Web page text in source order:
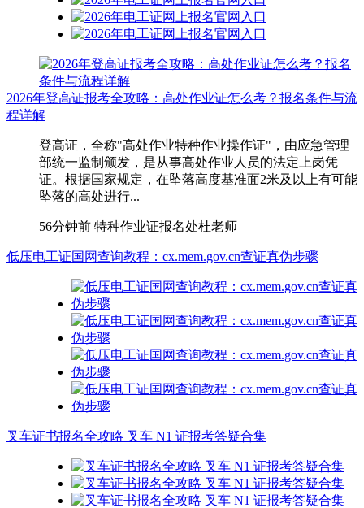
2026年登高证报考全攻略：高处作业证怎么考？报名条件与流
程详解
登高证，全称"高处作业特种作业操作证"，由应急管理
部统一监制颁发，是从事高处作业人员的法定上岗凭
证。根据国家规定，在坠落高度基准面2米及以上有可能
坠落的高处进行...
56分钟前 特种作业证报名处杜老师
低压电工证国网查询教程：cx.mem.gov.cn查证真伪步骤
叉车证书报名全攻略 叉车 N1 证报考答疑合集